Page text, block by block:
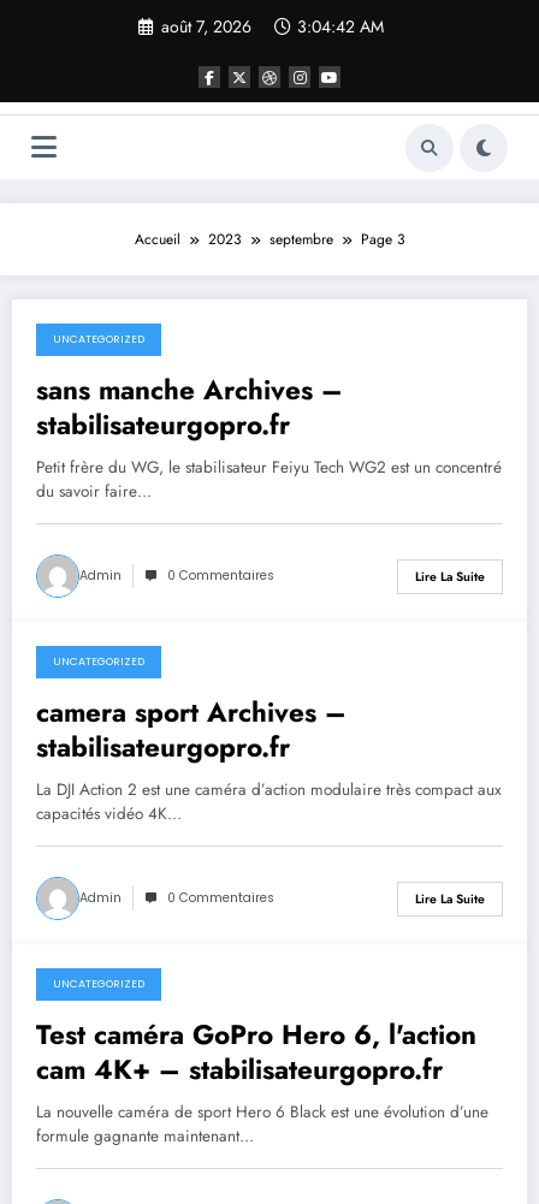
août 7, 2026 3:04:43 AM
Accueil 2023 septembre Page 3
septembre 26, 2023
UNCATEGORIZED
sans manche Archives –
stabilisateurgopro.fr
Petit frère du WG, le stabilisateur Feiyu Tech WG2 est un concentré
du savoir faire…
Admin 0 Commentaires Lire La Suite
septembre 26, 2023
UNCATEGORIZED
camera sport Archives –
stabilisateurgopro.fr
La DJI Action 2 est une caméra d’action modulaire très compact aux
capacités vidéo 4K…
Admin 0 Commentaires Lire La Suite
septembre 26, 2023
UNCATEGORIZED
Test caméra GoPro Hero 6, l'action
cam 4K+ – stabilisateurgopro.fr
La nouvelle caméra de sport Hero 6 Black est une évolution d’une
formule gagnante maintenant…